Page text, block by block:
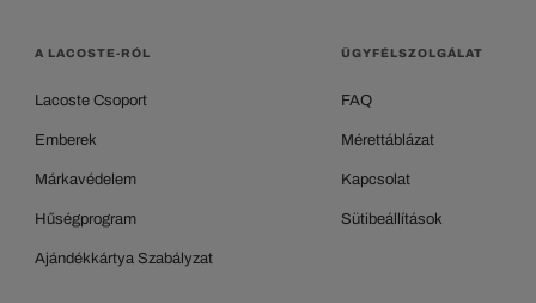
A LACOSTE-RÓL
Lacoste Csoport
Emberek
Márkavédelem
Hűségprogram
Ajándékkártya Szabályzat
ÜGYFÉLSZOLGÁLAT
FAQ
Mérettáblázat
Kapcsolat
Sütibeállítások